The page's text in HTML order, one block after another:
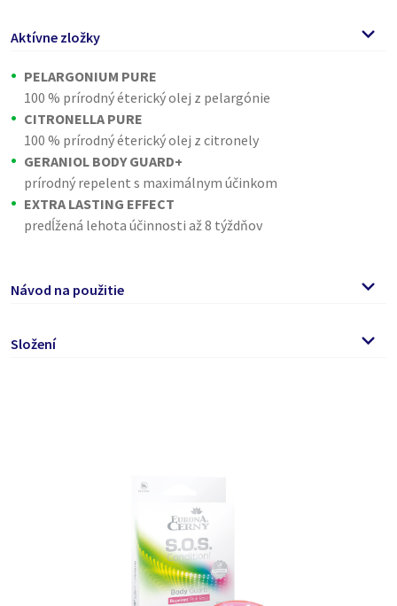
Aktívne zložky
PELARGONIUM PURE
100 % prírodný éterický olej z pelargónie
CITRONELLA PURE
100 % prírodný éterický olej z citronely
GERANIOL BODY GUARD+
prírodný repelent s maximálnym účinkom
EXTRA LASTING EFFECT
predĺžená lehota účinnosti až 8 týždňov
Návod na použitie
alebo členok. U detí mladších ako 3 roky je možné náramok
Složení